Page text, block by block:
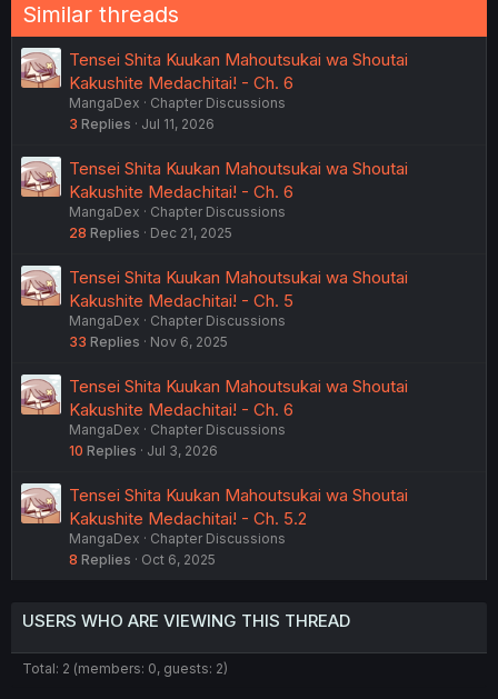
Similar threads
Tensei Shita Kuukan Mahoutsukai wa Shoutai
Kakushite Medachitai! - Ch. 6
MangaDex
Chapter Discussions
3 Replies Jul 11, 2026
Tensei Shita Kuukan Mahoutsukai wa Shoutai
Kakushite Medachitai! - Ch. 6
MangaDex
Chapter Discussions
28 Replies Dec 21, 2025
Tensei Shita Kuukan Mahoutsukai wa Shoutai
Kakushite Medachitai! - Ch. 5
MangaDex
Chapter Discussions
33 Replies Nov 6, 2025
Tensei Shita Kuukan Mahoutsukai wa Shoutai
Kakushite Medachitai! - Ch. 6
MangaDex
Chapter Discussions
10 Replies Jul 3, 2026
Tensei Shita Kuukan Mahoutsukai wa Shoutai
Kakushite Medachitai! - Ch. 5.2
MangaDex
Chapter Discussions
8 Replies Oct 6, 2025
USERS WHO ARE VIEWING THIS THREAD
Total: 2 (members: 0, guests: 2)